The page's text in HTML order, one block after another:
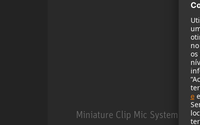
Miniature Clip Mic System MCM